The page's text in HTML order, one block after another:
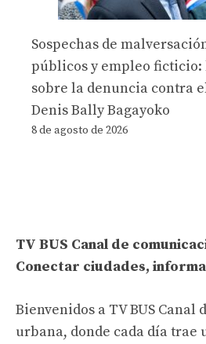
Sospechas de
públicos y empleo ficticio:
sobre la denuncia contra
Denis Bally Bagayoko
8 de agosto de 2026
TV BUS Canal de
Conectar ciudades,
Bienvenidos a TV BUS Canal
urbana, donde cada día trae